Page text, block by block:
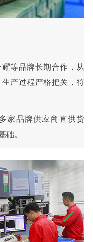
等品牌长期合作，从
产过程严格把关，符
家品牌供应商直供货
础。